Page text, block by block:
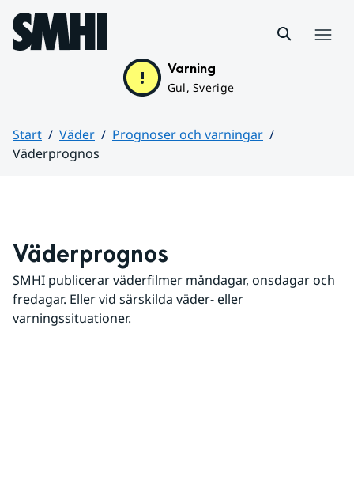
Hoppa till sidans innehåll
Varning
Gul, Sverige
Start Väder
Prognoser och varningar
Väderprognos
Väderprognos
SMHI publicerar väderfilmer måndagar, onsdagar och
fredagar. Eller vid särskilda väder- eller
varningssituationer.